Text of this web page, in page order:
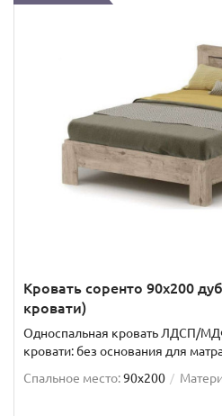
Кровать соренто 90х200
кровати)
Односпальная кровать ЛДСП/
кровати: без основания для
Спальное место:90x200